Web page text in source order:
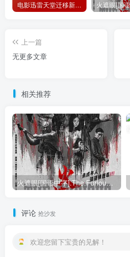
电影迅雷天堂迁移新服务器,正常更新，维护完毕!
上一篇
无更多文章
相关推荐
火遮眼[国语中字].The.Furious.2026.1080p+2160p高清下载
评论 抢沙发
欢迎您留下宝贵的见解！